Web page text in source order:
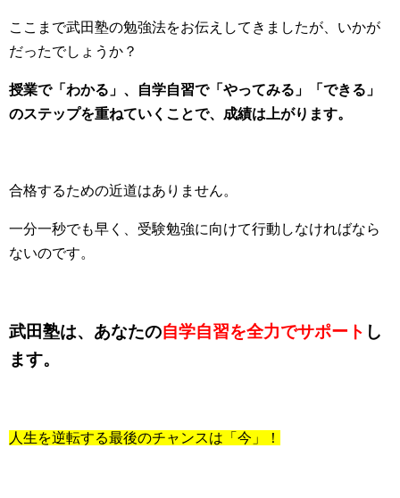
ここまで武田塾の勉強法をお伝えしてきましたが、いかが
だったでしょうか？
授業で「わかる」、自学自習で「やってみる」「できる」
のステップを重ねていくことで、成績は上がります。
合格するための近道はありません。
一分一秒でも早く、受験勉強に向けて行動しなければなら
ないのです。
武田塾は、あなたの自学自習を全力でサポート し
ます。
人生を逆転する最後のチャンスは「今」！